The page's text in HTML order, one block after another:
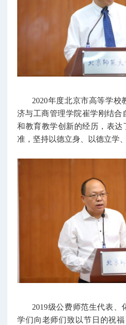
2020年度北京市高等学校
济与工商管理学院崔学刚结合
和教育教学创新的经历，表达
准，坚持以德立身、以德立学
2019级公费师范生代表、
学们向老师们致以节日的祝